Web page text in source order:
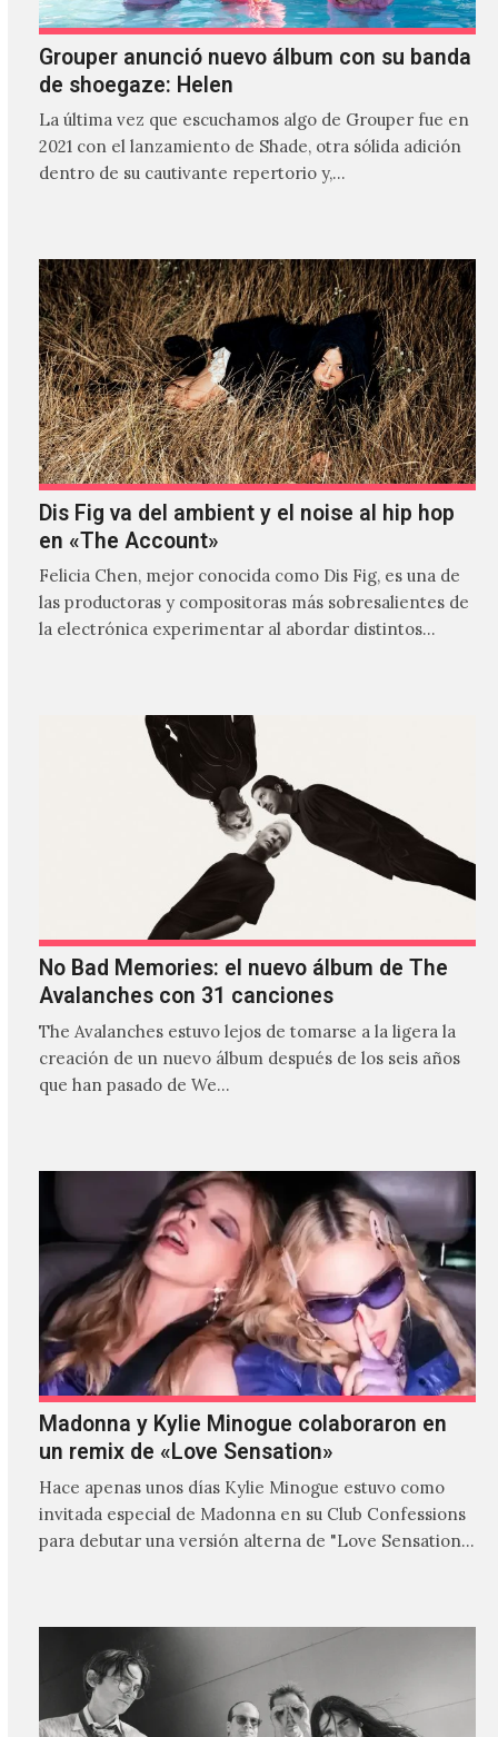
Grouper anunció nuevo álbum con su banda
de shoegaze: Helen
La última vez que escuchamos algo de Grouper fue en
2021 con el lanzamiento de Shade, otra sólida adición
dentro de su cautivante repertorio y,…
Dis Fig va del ambient y el noise al hip hop
en «The Account»
Felicia Chen, mejor conocida como Dis Fig, es una de
las productoras y compositoras más sobresalientes de
la electrónica experimentar al abordar distintos
No Bad Memories: el nuevo álbum de The
Avalanches con 31 canciones
The Avalanches estuvo lejos de tomarse a la ligera la
creación de un nuevo álbum después de los seis años
que han pasado de We…
Madonna y Kylie Minogue colaboraron en
un remix de «Love Sensation»
Hace apenas unos días Kylie Minogue estuvo como
invitada especial de Madonna en su Club Confessions
para debutar una versión alterna de "Love Sensation",